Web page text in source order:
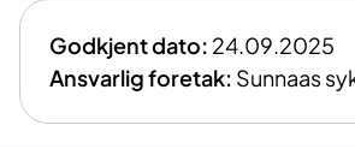
Godkjent dato: 24.09.2025
Ansvarlig foretak: Sunnaas